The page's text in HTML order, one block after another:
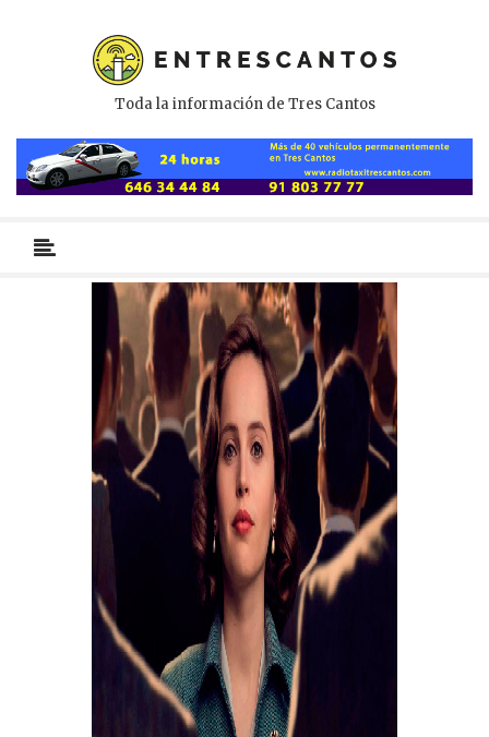
Toda la información de Tres Cantos
primario